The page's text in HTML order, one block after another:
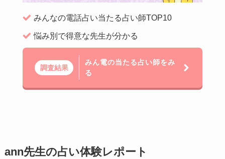
みんなの電話占い当たる占い師TOP10
悩み別で得意な先生が分かる
調査結果
みん電の当たる占い師をみ
る
ann先生の占い体験レポート